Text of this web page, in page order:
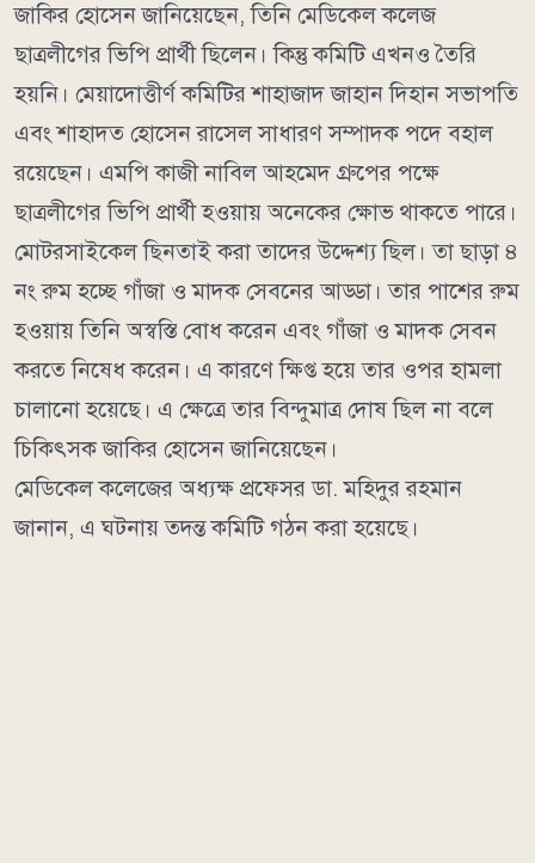
জাকির হোসেন জানিয়েছেন, তিনি মেডিকেল কলেজ
ছাত্রলীগের ভিপি প্রার্থী ছিলেন। কিন্তু কমিটি এখনও তৈরি
হয়নি। মেয়াদোত্তীর্ণ কমিটির শাহাজাদ জাহান দিহান সভাপতি
এবং শাহাদত হোসেন রাসেল সাধারণ সম্পাদক পদে বহাল
রয়েছেন। এমপি কাজী নাবিল আহমেদ গ্রুপের পক্ষে
ছাত্রলীগের ভিপি প্রার্থী হওয়ায় অনেকের ক্ষোভ থাকতে পারে।
মোটরসাইকেল ছিনতাই করা তাদের উদ্দেশ্য ছিল। তা ছাড়া ৪
নং রুম হচ্ছে গাঁজা ও মাদক সেবনের আড্ডা। তার পাশের রুম
হওয়ায় তিনি অস্বস্তি বোধ করেন এবং গাঁজা ও মাদক সেবন
করতে নিষেধ করেন। এ কারণে ক্ষিপ্ত হয়ে তার ওপর হামলা
চালানো হয়েছে। এ ক্ষেত্রে তার বিন্দুমাত্র দোষ ছিল না বলে
চিকিৎসক জাকির হোসেন জানিয়েছেন।
মেডিকেল কলেজের অধ্যক্ষ প্রফেসর ডা. মহিদুর রহমান
জানান, এ ঘটনায় তদন্ত কমিটি গঠন করা হয়েছে।